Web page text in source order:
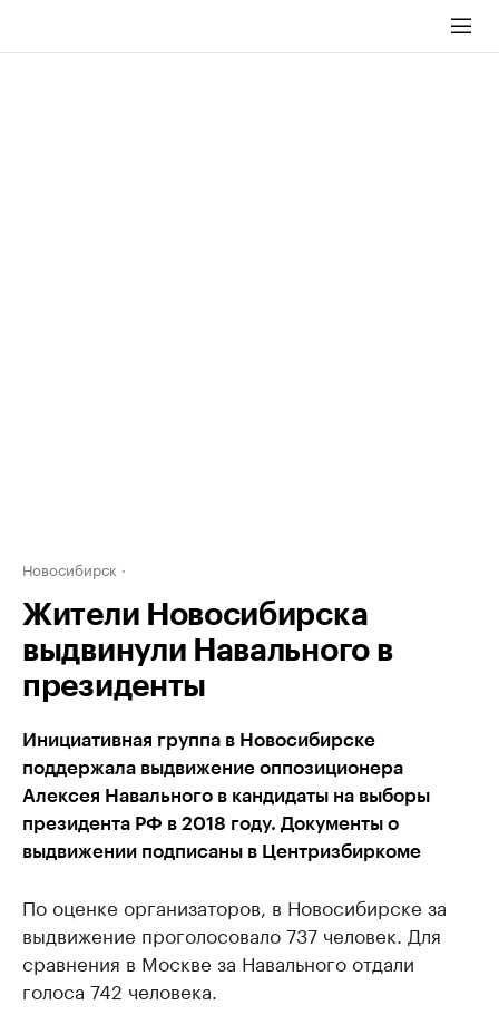
Новосибирск
Жители Новосибирска
выдвинули Навального в
президенты
Инициативная группа в Новосибирске
поддержала выдвижение оппозиционера
Алексея Навального в кандидаты на выборы
президента РФ в 2018 году. Документы о
выдвижении подписаны в Центризбиркоме
По оценке организаторов, в Новосибирске за
выдвижение проголосовало 737 человек. Для
сравнения в Москве за Навального отдали
голоса 742 человека.